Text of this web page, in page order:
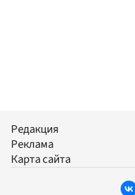
Редакция
Реклама
Карта сайта